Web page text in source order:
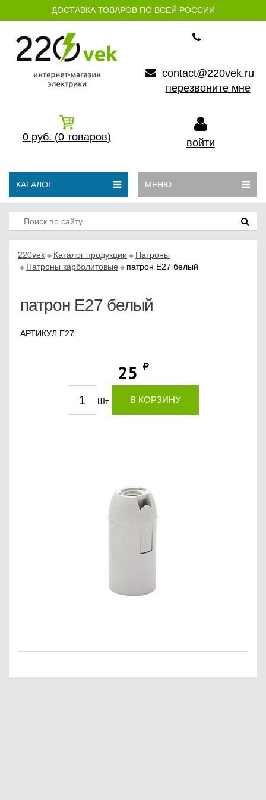
ДОСТАВКА ТОВАРОВ ПО ВСЕЙ РОССИИ
contact@220vek.ru
перезвоните мне
0 руб. (0 товаров) войти
КАТАЛОГ МЕНЮ
220vek Каталог продукции
Патроны
Патроны карболитовые
патрон Е27 белый
патрон Е27 белый
АРТИКУЛ Е27
25
Шт. В КОРЗИНУ